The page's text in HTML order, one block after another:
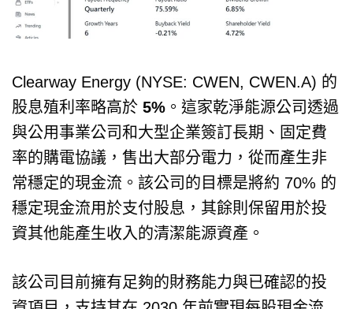
Clearway Energy (NYSE: CWEN, CWEN.A) 的
股息殖利率略高於 5% 。這家乾淨能源公司透過
與公用事業公司和大型企業簽訂長期、固定費
率的購電協議，售出大部分電力，從而產生非
常穩定的現金流。該公司的目標是將約 70% 的
穩定現金流用於支付股息，其餘則保留用於投
資其他能產生收入的清潔能源資產。
該公司目前擁有足夠的財務能力與已確認的投